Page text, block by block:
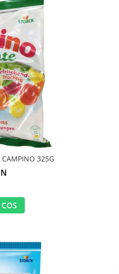
CAMPINO 325G